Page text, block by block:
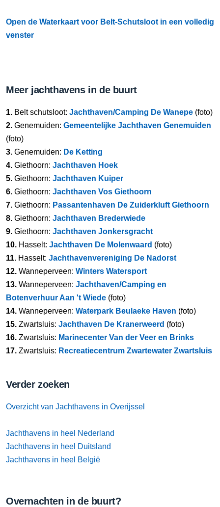
Open de Waterkaart voor Belt-Schutsloot in een volledig
venster
Meer jachthavens in de buurt
1. Belt schutsloot: Jachthaven/Camping De Wanepe (foto)
2. Genemuiden: Gemeentelijke Jachthaven Genemuiden
(foto)
3. Genemuiden: De Ketting
4. Giethoorn: Jachthaven Hoek
5. Giethoorn: Jachthaven Kuiper
6. Giethoorn: Jachthaven Vos Giethoorn
7. Giethoorn: Passantenhaven De Zuiderkluft Giethoorn
8. Giethoorn: Jachthaven Brederwiede
9. Giethoorn: Jachthaven Jonkersgracht
10. Hasselt: Jachthaven De Molenwaard (foto)
11. Hasselt: Jachthavenvereniging De Nadorst
12. Wanneperveen: Winters Watersport
13. Wanneperveen: Jachthaven/Camping en
Botenverhuur Aan 't Wiede (foto)
14. Wanneperveen: Waterpark Beulaeke Haven (foto)
15. Zwartsluis: Jachthaven De Kranerweerd (foto)
16. Zwartsluis: Marinecenter Van der Veer en Brinks
17. Zwartsluis: Recreatiecentrum Zwartewater Zwartsluis
Verder zoeken
Overzicht van Jachthavens in Overijssel
Jachthavens in heel Nederland
Jachthavens in heel Duitsland
Jachthavens in heel België
Overnachten in de buurt?